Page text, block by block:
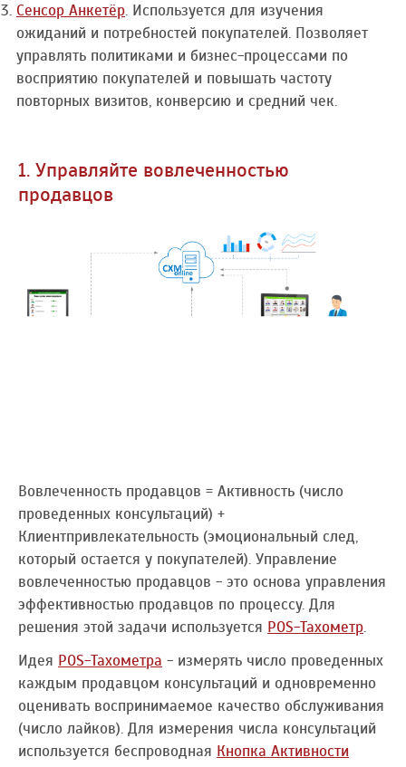
Сенсор Анкетёр. Используется для изучения
ожиданий и потребностей покупателей. Позволяет
управлять политиками и бизнес-процессами по
восприятию покупателей и повышать частоту
повторных визитов, конверсию и средний чек.
1. Управляйте вовлеченностью
продавцов
Вовлеченность продавцов = Активность (число
проведенных консультаций) +
Клиентпривлекательность (эмоциональный след,
который остается у покупателей). Управление
вовлеченностью продавцов - это основа управления
эффективностью продавцов по процессу. Для
решения этой задачи используется POS-Тахометр.
Идея POS-Тахометра - измерять число проведенных
каждым продавцом консультаций и одновременно
оценивать воспринимаемое качество обслуживания
(число лайков). Для измерения числа консультаций
используется беспроводная Кнопка Активности